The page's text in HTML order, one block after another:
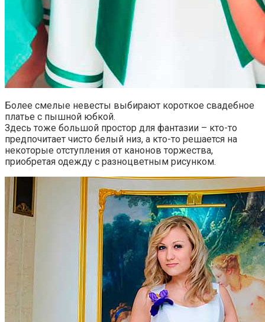
Более смелые невесты выбирают короткое свадебное
платье с пышной юбкой.
Здесь тоже большой простор для фантазии – кто-то
предпочитает чисто белый низ, а кто-то решается на
некоторые отступления от канонов торжества,
приобретая одежду с разноцветным рисунком.